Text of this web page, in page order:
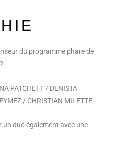
du programme phare de
PATCHETT / DENISTA
/ CHRISTIAN MILETTE.
duo également avec une